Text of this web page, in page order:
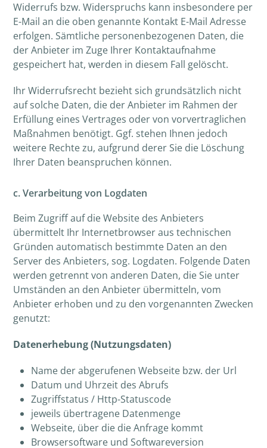
Widerrufs bzw. Widerspruchs kann insbesondere per
E-Mail an die oben genannte Kontakt E-Mail Adresse
erfolgen. Sämtliche personenbezogenen Daten, die
der Anbieter im Zuge Ihrer Kontaktaufnahme
gespeichert hat, werden in diesem Fall gelöscht.
Ihr Widerrufsrecht bezieht sich grundsätzlich nicht
auf solche Daten, die der Anbieter im Rahmen der
Erfüllung eines Vertrages oder von vorvertraglichen
Maßnahmen benötigt. Ggf. stehen Ihnen jedoch
weitere Rechte zu, aufgrund derer Sie die Löschung
Ihrer Daten beanspruchen können.
c. Verarbeitung von Logdaten
Beim Zugriff auf die Website des Anbieters
übermittelt Ihr Internetbrowser aus technischen
Gründen automatisch bestimmte Daten an den
Server des Anbieters, sog. Logdaten. Folgende Daten
werden getrennt von anderen Daten, die Sie unter
Umständen an den Anbieter übermitteln, vom
Anbieter erhoben und zu den vorgenannten Zwecken
genutzt:
Datenerhebung (Nutzungsdaten)
Name der abgerufenen Webseite bzw. der Url
Datum und Uhrzeit des Abrufs
Zugriffstatus / Http-Statuscode
jeweils übertragene Datenmenge
Webseite, über die die Anfrage kommt
Browsersoftware und Softwareversion